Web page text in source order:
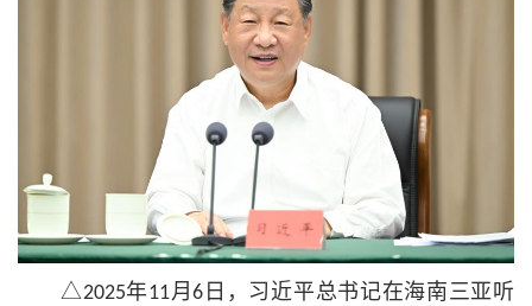
△2025年11月6日，习 近平总书记在海南三亚听